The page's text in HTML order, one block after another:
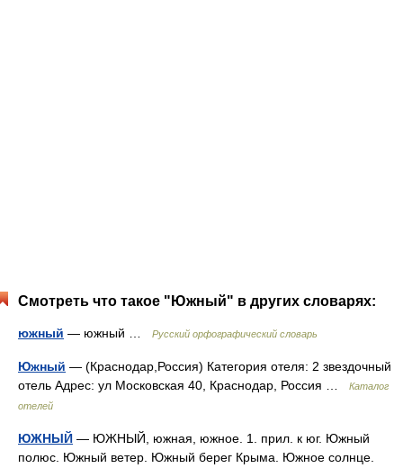
Смотреть что такое "Южный" в других словарях:
южный — южный … Русский орфографический словарь
Южный — (Краснодар,Россия) Категория отеля: 2 звездочный
отель Адрес: ул Московская 40, Краснодар, Россия …
Каталог
отелей
ЮЖНЫЙ — ЮЖНЫЙ, южная, южное. 1. прил. к юг. Южный
полюс. Южный ветер. Южный берег Крыма. Южное солнце.